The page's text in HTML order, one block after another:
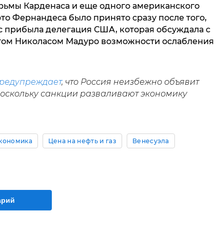
Карденаса и еще одного американского
Фернандеса было принято сразу после того,
прибыла делегация США, которая обсуждала с
Николасом Мадуро возможности ослабления
, что Россия неизбежно объявит
санкции разваливают экономику
Цена на нефть и газ Венесуэла